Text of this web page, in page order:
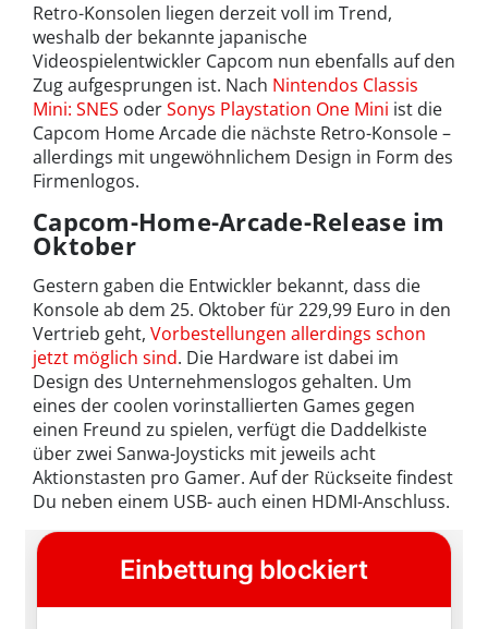
Retro-Konsolen liegen derzeit voll im Trend,
weshalb der bekannte japanische
Videospielentwickler Capcom nun ebenfalls auf den
Zug aufgesprungen ist. Nach Nintendos Classis
Mini: SNES oderSonys Playstation One Mini ist die
Capcom Home Arcade die nächste Retro-Konsole –
allerdings mit ungewöhnlichem Design in Form des
Firmenlogos.
Capcom-Home-Arcade-Release im
Oktober
Gestern gaben die Entwickler bekannt, dass die
Konsole ab dem 25. Oktober für 229,99 Euro in den
Vertrieb geht, Vorbestellungen allerdings schon
jetzt möglich sind. Die Hardware ist dabei im
Design des Unternehmenslogos gehalten. Um
eines der coolen vorinstallierten Games gegen
einen Freund zu spielen, verfügt die Daddelkiste
über zwei Sanwa-Joysticks mit jeweils acht
Aktionstasten pro Gamer. Auf der Rückseite findest
Du neben einem USB- auch einen HDMI-Anschluss.